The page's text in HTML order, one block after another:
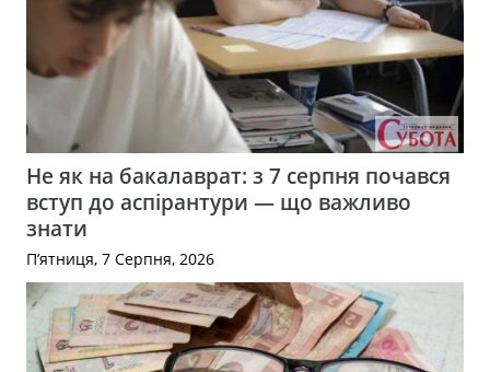
Не як на бакалаврат: з 7 серпня почався
вступ до аспірантури — що важливо
знати
П’ятниця, 7 Серпня, 2026